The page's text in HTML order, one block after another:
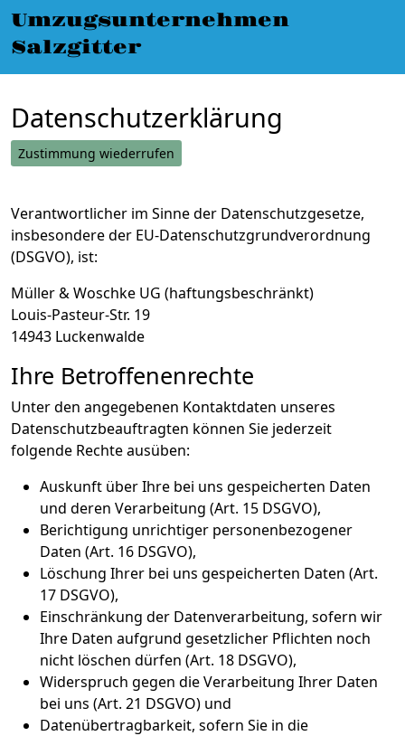
Umzugsunternehmen
Salzgitter
Umzugsunternehmen Salzgitter»
Datenschutzerklärung
Datenschutzerklärung
Zustimmung wiederrufen
Verantwortlicher im Sinne der Datenschutzgesetze,
insbesondere der EU-Datenschutzgrundverordnung
(DSGVO), ist:
Müller & Woschke UG (haftungsbeschränkt)
Louis-Pasteur-Str. 19
14943 Luckenwalde
Ihre Betroffenenrechte
Unter den angegebenen Kontaktdaten unseres
Datenschutzbeauftragten können Sie jederzeit
folgende Rechte ausüben:
Auskunft über Ihre bei uns gespeicherten Daten
und deren Verarbeitung (Art. 15 DSGVO),
Berichtigung unrichtiger personenbezogener
Daten (Art. 16 DSGVO),
Löschung Ihrer bei uns gespeicherten Daten (Art.
17 DSGVO),
Einschränkung der Datenverarbeitung, sofern wir
Ihre Daten aufgrund gesetzlicher Pflichten noch
nicht löschen dürfen (Art. 18 DSGVO),
Widerspruch gegen die Verarbeitung Ihrer Daten
bei uns (Art. 21 DSGVO) und
Datenübertragbarkeit, sofern Sie in die